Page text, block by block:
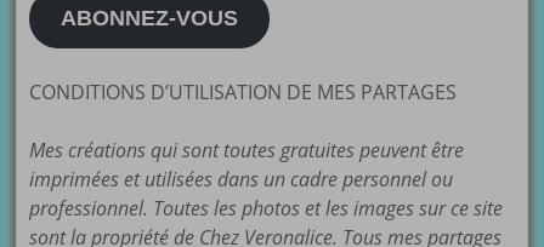
ABONNEZ-VOUS
CONDITIONS D’UTILISATION DE MES PARTAGES
Mes créations qui sont toutes gratuites peuvent être
imprimées et utilisées dans un cadre personnel ou
professionnel. Toutes les photos et les images sur ce site
sont la propriété de Chez Veronalice. Tous mes partages